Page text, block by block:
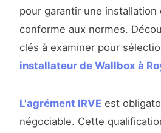
pour garantir une
conforme aux normes.
clés à examiner pour
installateur de Wallbox à
L'agrément IRVE est
négociable. Cette